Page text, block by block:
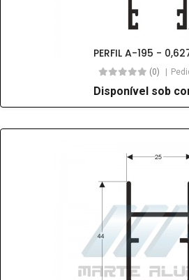
PERFIL A-195 -
(0)
Disponível sob